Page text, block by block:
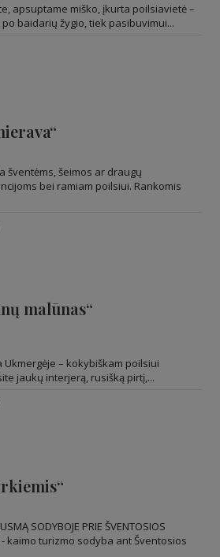
apsuptame miško, įkurta poilsiavietė –
baidarių žygio, tiek pasibuvimui...
šventėms, šeimos ar draugų
bei ramiam poilsiui. Rankomis
malūnas“
– kokybiškam poilsiui
jaukų interjerą, rusišką pirtį,...
SODYBOJE PRIE ŠVENTOSIOS
- kaimo turizmo sodyba ant Šventosios